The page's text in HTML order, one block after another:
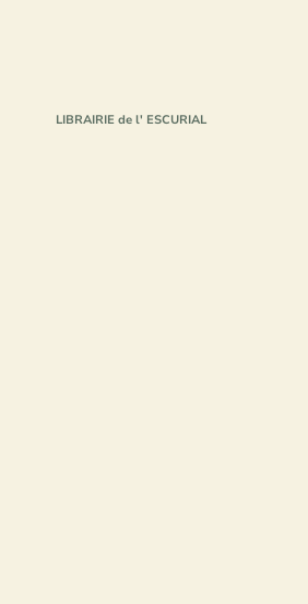
LIBRAIRIE de l' ESCURIAL